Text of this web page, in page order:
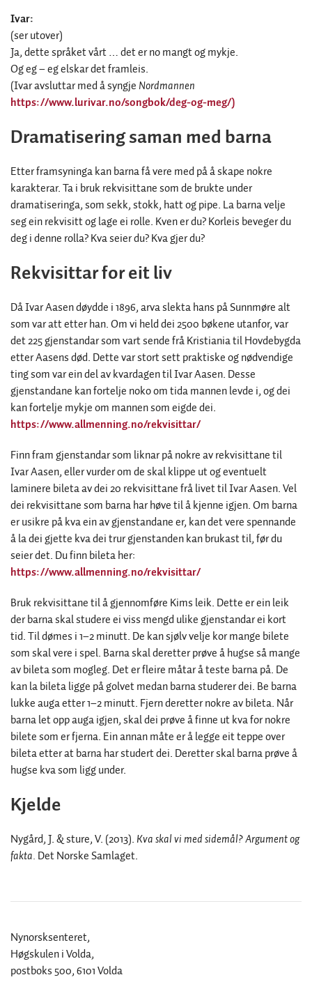
Ivar:
(ser utover)
Ja, dette språket vårt … det er no mangt og mykje.
Og eg – eg elskar det framleis.
(Ivar avsluttar med å syngje Nordmannen
https://www.lurivar.no/songbok/deg-og-meg/)
Dramatisering saman med barna
Etter framsyninga kan barna få vere med på å skape nokre
karakterar. Ta i bruk rekvisittane som de brukte under
dramatiseringa, som sekk, stokk, hatt og pipe. La barna velje
seg ein rekvisitt og lage ei rolle. Kven er du? Korleis beveger du
deg i denne rolla? Kva seier du? Kva gjer du?
Rekvisittar for eit liv
Då Ivar Aasen døydde i 1896, arva slekta hans på Sunnmøre alt
som var att etter han. Om vi held dei 2500 bøkene utanfor, var
det 225 gjenstandar som vart sende frå Kristiania til Hovdebygda
etter Aasens død. Dette var stort sett praktiske og nødvendige
ting som var ein del av kvardagen til Ivar Aasen. Desse
gjenstandane kan fortelje noko om tida mannen levde i, og dei
kan fortelje mykje om mannen som eigde dei.
https://www.allmenning.no/rekvisittar/
Finn fram gjenstandar som liknar på nokre av rekvisittane til
Ivar Aasen, eller vurder om de skal klippe ut og eventuelt
laminere bileta av dei 20 rekvisittane frå livet til Ivar Aasen. Vel
dei rekvisittane som barna har høve til å kjenne igjen. Om barna
er usikre på kva ein av gjenstandane er, kan det vere spennande
å la dei gjette kva dei trur gjenstanden kan brukast til, før du
seier det. Du finn bileta her:
https://www.allmenning.no/rekvisittar/
Bruk rekvisittane til å gjennomføre Kims leik. Dette er ein leik
der barna skal studere ei viss mengd ulike gjenstandar ei kort
tid. Til dømes i 1–2 minutt. De kan sjølv velje kor mange bilete
som skal vere i spel. Barna skal deretter prøve å hugse så mange
av bileta som mogleg. Det er fleire måtar å teste barna på. De
kan la bileta ligge på golvet medan barna studerer dei. Be barna
lukke auga etter 1–2 minutt. Fjern deretter nokre av bileta. Når
barna let opp auga igjen, skal dei prøve å finne ut kva for nokre
bilete som er fjerna. Ein annan måte er å legge eit teppe over
bileta etter at barna har studert dei. Deretter skal barna prøve å
hugse kva som ligg under.
Kjelde
Nygård, J. & sture, V. (2013). Kva skal vi med sidemål? Argument og
fakta. Det Norske Samlaget.
Nynorsksenteret,
Høgskulen i Volda,
postboks 500, 6101 Volda